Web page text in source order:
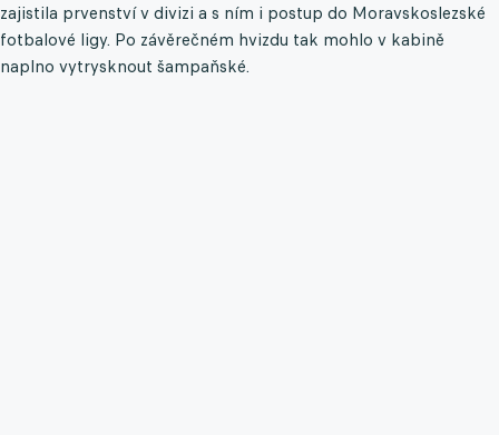
zajistila prvenství v divizi a s ním i postup do Moravskoslezské
fotbalové ligy. Po závěrečném hvizdu tak mohlo v kabině
naplno vytrysknout šampaňské.